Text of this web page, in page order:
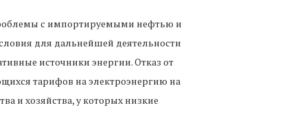
с импортируемыми нефтью и
для дальнейшей деятельности
источники энергии. Отказ от
тарифов на электроэнергию на
и хозяйства, у которых низкие